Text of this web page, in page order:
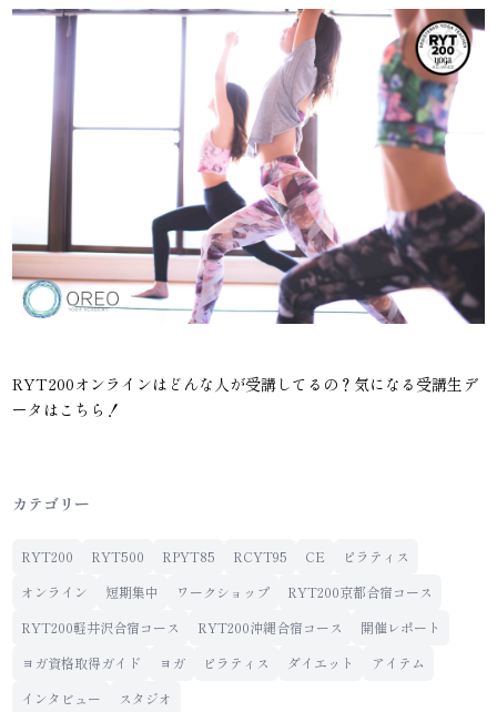
RYT200オンラインはどんな人が受講してるの？気になる受講生デ
ータはこちら！
カテゴリー
RYT200 RYT500 RPYT85 RCYT95 CE
ピラティス
オンライン
短期集中 ワークショップ
RYT200京都合宿コース
RYT200軽井沢合宿コース
RYT200沖縄合宿コース
開催レポート
ヨガ資格取得ガイド
ヨガ ピラティス ダイエット
アイテム
インタビュー
スタジオ